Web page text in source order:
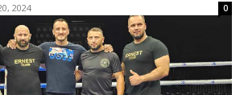
2024 0